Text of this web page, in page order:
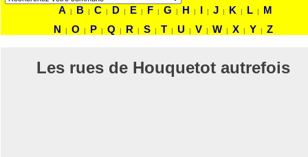
A | B | C | D | E | F | G | H | I | J | K | L |
M
N
| O | P | Q | R | S | T | U | V | W | X | Y | Z
Les rues de Houquetot autrefois